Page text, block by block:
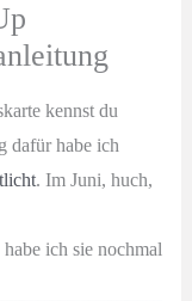
kennst du
dafür habe ich
. Im Juni, huch,
ich sie nochmal